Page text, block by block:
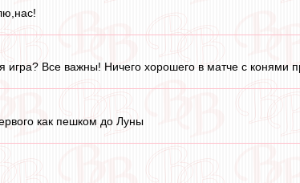
игра? Все важны! Ничего хорошего в матче с конями
как пешком до Луны